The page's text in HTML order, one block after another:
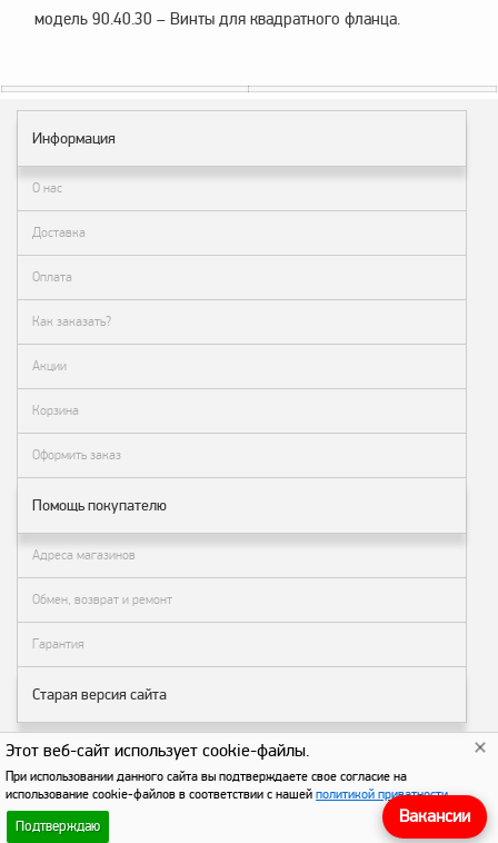
модель 90.40.30 – Винты для квадратного фланца.
Информация
О нас
Доставка
Оплата
Как заказать?
Акции
Корзина
Оформить заказ
Помощь покупателю
Адреса магазинов
Обмен, возврат и ремонт
Гарантия
Старая версия сайта
© АЗТ ГРУП 2004–2026. Все права защищены.
Этот веб-сайт использует cookie-файлы.
При использовании данного сайта вы подтверждаете свое согласие на
использование cookie-файлов в соответствии с нашей политикой приватности.
Подтверждаю Вакансии